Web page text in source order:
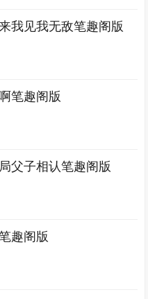
我见我无敌笔趣阁版
笔趣阁版
父子相认笔趣阁版
趣阁版